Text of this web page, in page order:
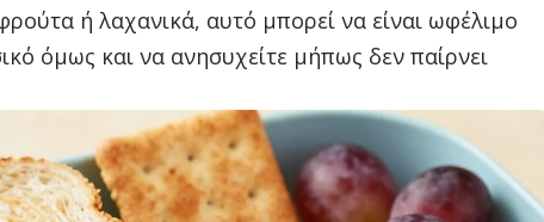
ή λαχανικά, αυτό μπορεί να είναι ωφέλιμο
όμως και να ανησυχείτε μήπως δεν παίρνει